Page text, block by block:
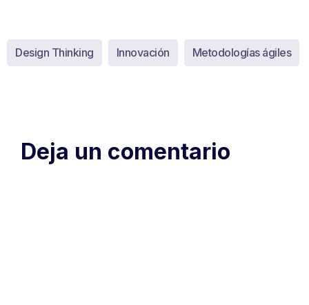
Design Thinking Innovación Metodologías ágiles
Deja un comentario